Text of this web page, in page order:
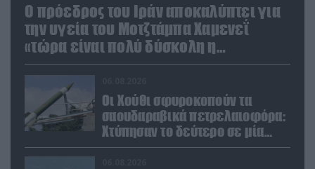
Ο πρόεδρος του Ιράν αποκαλύπτει για
την υγεία του Μοτζτάμπα Χαμενεΐ
«τώρα είναι πολύ δύσκολη η
επικοινωνία»
Οι Χούθι σφυροκοπούν τα
σαουδαραβικά πετρελαιοφόρα:
Χτύπησαν το δεύτερο σε μία
ημέρα στην Ερυθρά Θάλασσα